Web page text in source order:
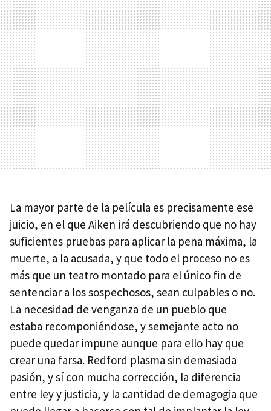
La mayor parte de la película es precisamente ese
juicio, en el que Aiken irá descubriendo que no hay
suficientes pruebas para aplicar la pena máxima, la
muerte, a la acusada, y que todo el proceso no es
más que un teatro montado para el único fin de
sentenciar a los sospechosos, sean culpables o no.
La necesidad de venganza de un pueblo que
estaba recomponiéndose, y semejante acto no
puede quedar impune aunque para ello hay que
crear una farsa. Redford plasma sin demasiada
pasión, y sí con mucha corrección, la diferencia
entre ley y justicia, y la cantidad de demagogia que